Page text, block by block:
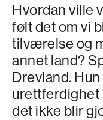
Hvordan ville
følt det om vi
tilværelse og
annet land?
Drevland.
urettferdighet
det ikke blir